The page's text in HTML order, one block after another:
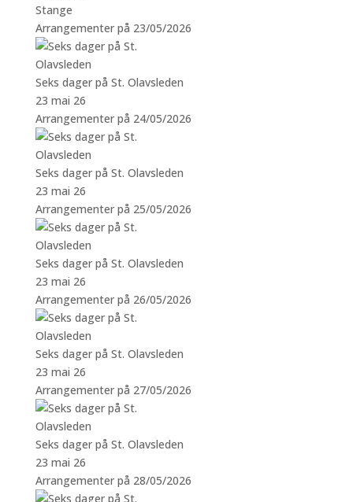
Stange
Arrangementer på 23/05/2026
Seks dager på St. Olavsleden
23 mai 26
Arrangementer på 24/05/2026
Seks dager på St. Olavsleden
23 mai 26
Arrangementer på 25/05/2026
Seks dager på St. Olavsleden
23 mai 26
Arrangementer på 26/05/2026
Seks dager på St. Olavsleden
23 mai 26
Arrangementer på 27/05/2026
Seks dager på St. Olavsleden
23 mai 26
Arrangementer på 28/05/2026